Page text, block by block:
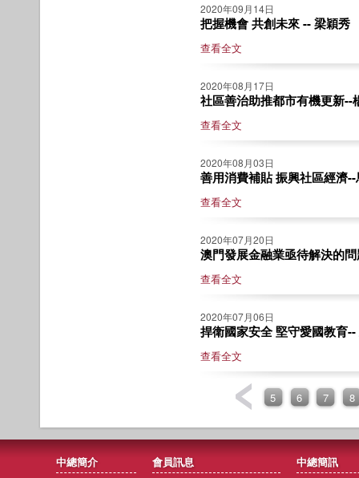
2020年09月14日
把握機會 共創未來 -- 梁穎秀
查看全文
2020年08月17日
社區善治助推都市有機更新--
查看全文
2020年08月03日
善用消費補貼 振興社區經濟
查看全文
2020年07月20日
澳門發展金融業亟待解決的
查看全文
2020年07月06日
捍衛國家安全 堅守愛國教育
查看全文
5 6 7 8
中總簡介 會員訊息 中總簡訊